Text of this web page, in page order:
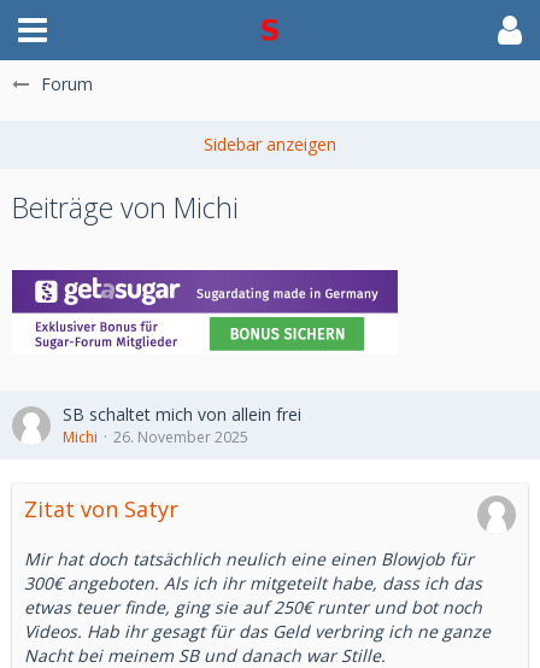
Forum
Beiträge von Michi
SB schaltet mich von allein frei
Michi 26. November 2025
Zitat von Satyr
Mir hat doch tatsächlich neulich eine einen Blowjob für
300€ angeboten. Als ich ihr mitgeteilt habe, dass ich das
etwas teuer finde, ging sie auf 250€ runter und bot noch
Videos. Hab ihr gesagt für das Geld verbring ich ne ganze
Nacht bei meinem SB und danach war Stille.